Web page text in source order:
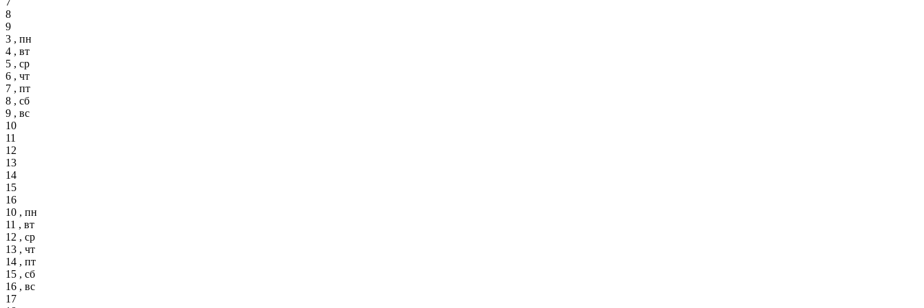
8
9
3 , пн
4 , вт
5 , ср
6 , чт
7 , пт
8 , сб
9 , вс
10
11
12
13
14
15
16
10 , пн
11 , вт
12 , ср
13 , чт
14 , пт
15 , сб
16 , вс
17